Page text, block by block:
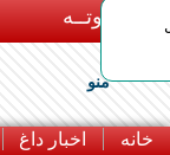
بـیتوتــه
منو
خانه اخبار داغ